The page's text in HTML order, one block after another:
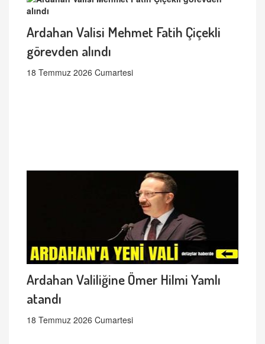
Ardahan Valisi Mehmet Fatih Çiçekli
görevden alındı
18 Temmuz 2026 Cumartesi
Ardahan Valiliğine Ömer Hilmi Yamlı
atandı
18 Temmuz 2026 Cumartesi